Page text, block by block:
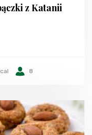
z Katanii
8